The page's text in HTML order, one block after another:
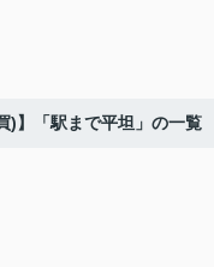
)】「駅まで平坦」の一覧